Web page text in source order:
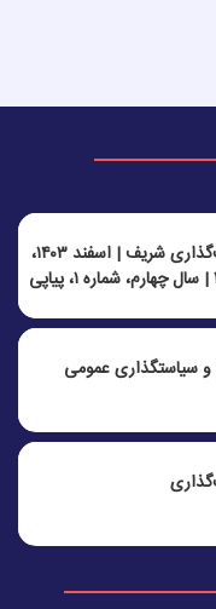
خبرنامه پژوهشکده سیاست‌گذاری شریف | اسفند ۱۴۰۳،
فروردین و اردیبهشت ۱۴۰۴ | سال چهارم، شماره ۱، پیاپی
سياستگذاری عمومی